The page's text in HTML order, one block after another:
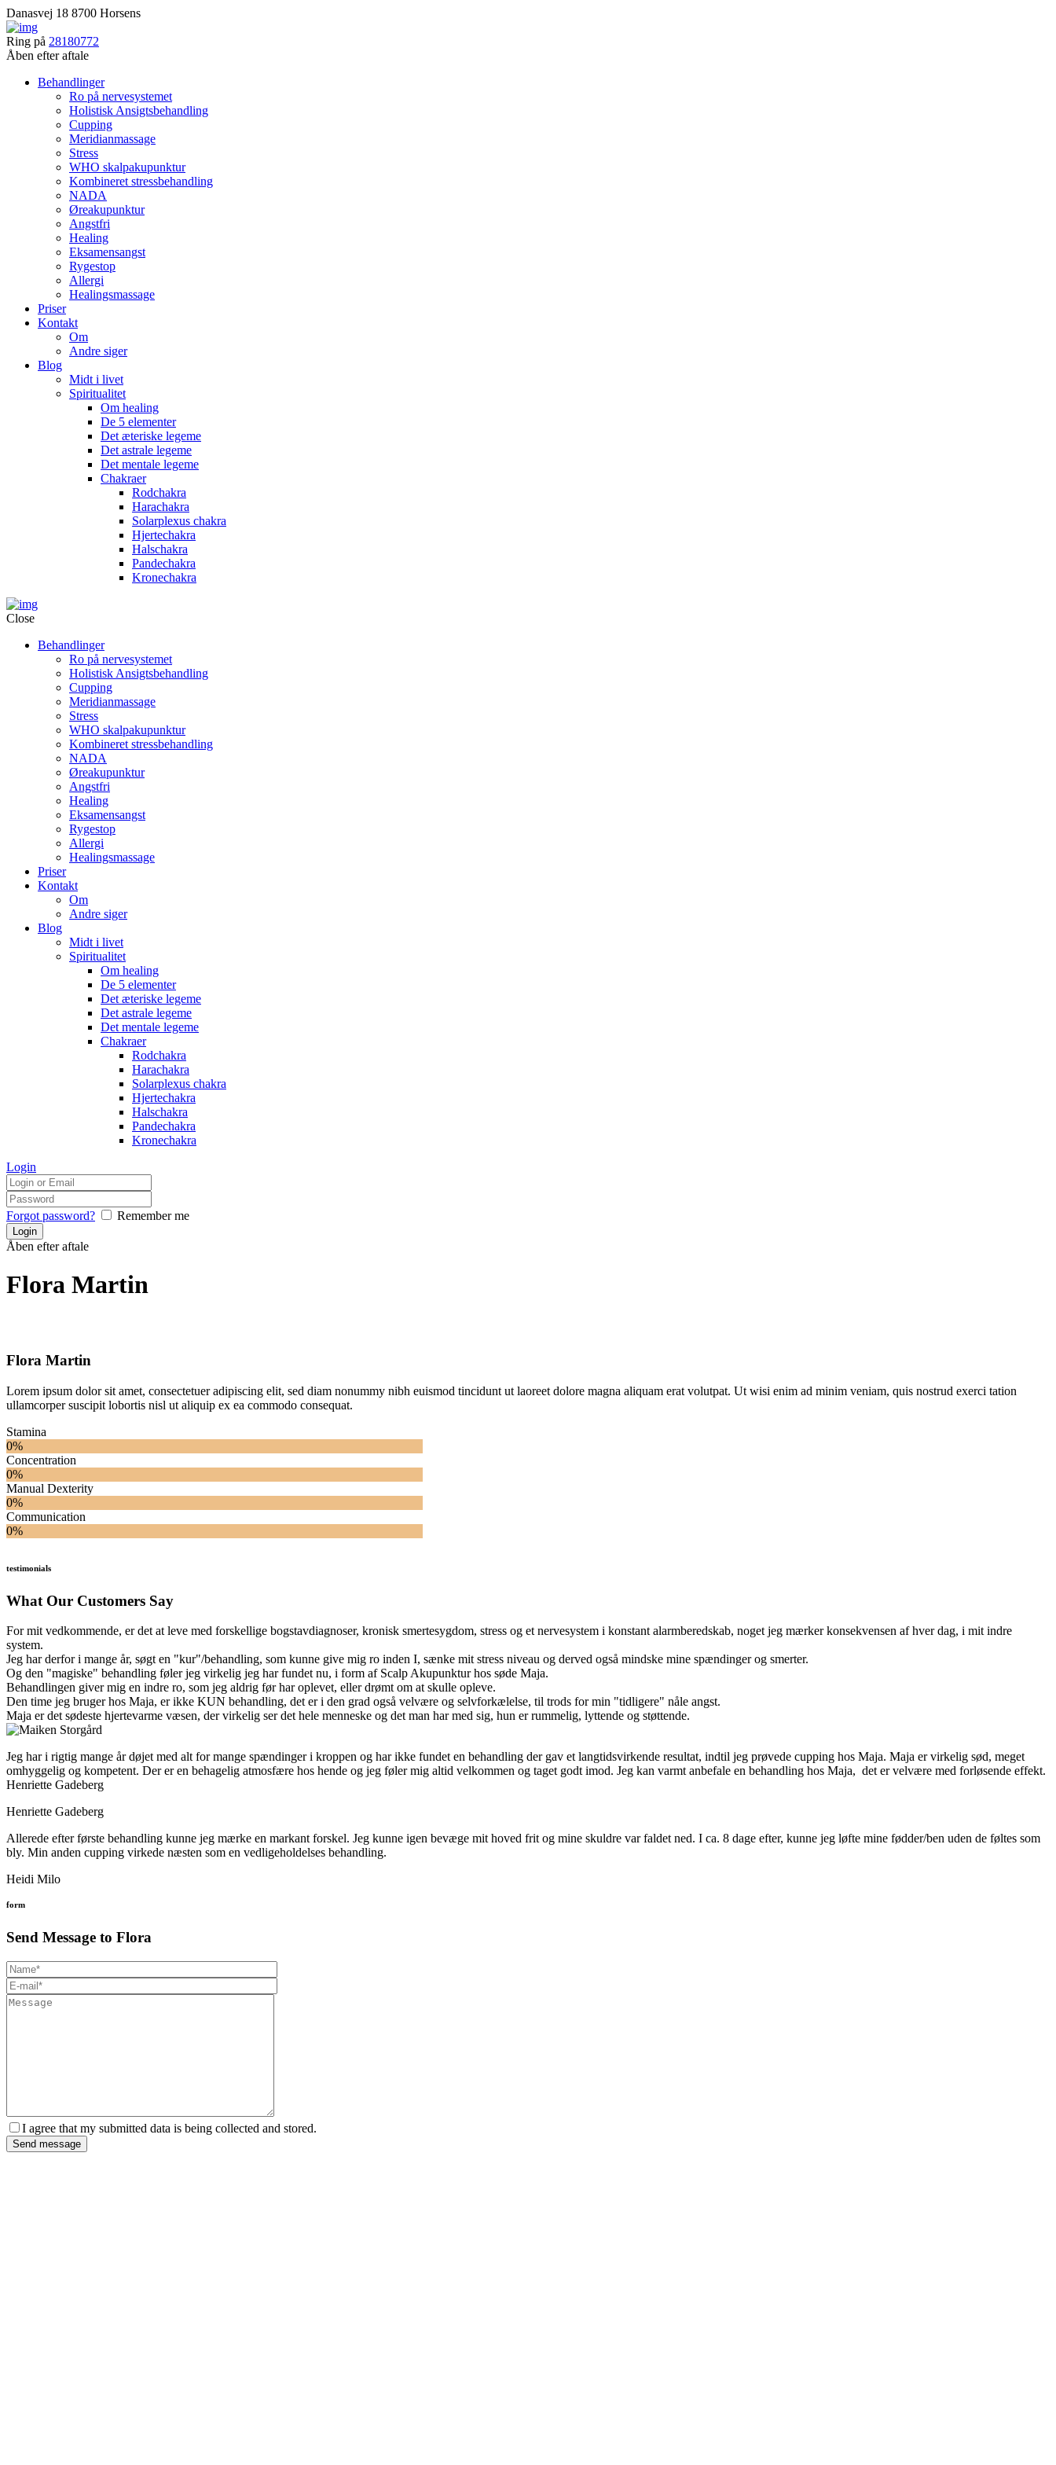
Danasvej 18 8700 Horsens
Ring på 28180772
Åben efter aftale
Behandlinger
Ro på nervesystemet
Holistisk Ansigtsbehandling
Cupping
Meridianmassage
Stress
WHO skalpakupunktur
Kombineret stressbehandling
NADA
Øreakupunktur
Angstfri
Healing
Eksamensangst
Rygestop
Allergi
Healingsmassage
Priser
Kontakt
Om
Andre siger
Blog
Midt i livet
Spiritualitet
Om healing
De 5 elementer
Det æteriske legeme
Det astrale legeme
Det mentale legeme
Chakraer
Rodchakra
Harachakra
Solarplexus chakra
Hjertechakra
Halschakra
Pandechakra
Kronechakra
Close
Behandlinger
Ro på nervesystemet
Holistisk Ansigtsbehandling
Cupping
Meridianmassage
Stress
WHO skalpakupunktur
Kombineret stressbehandling
NADA
Øreakupunktur
Angstfri
Healing
Eksamensangst
Rygestop
Allergi
Healingsmassage
Priser
Kontakt
Om
Andre siger
Blog
Midt i livet
Spiritualitet
Om healing
De 5 elementer
Det æteriske legeme
Det astrale legeme
Det mentale legeme
Chakraer
Rodchakra
Harachakra
Solarplexus chakra
Hjertechakra
Halschakra
Pandechakra
Kronechakra
Login
Forgot password? Remember me
Åben efter aftale
Flora Martin
Flora Martin
Lorem ipsum dolor sit amet, consectetuer adipiscing elit, sed diam nonummy nibh euismod tincidunt ut laoreet dolore magna aliquam erat volutpat. Ut wisi enim ad minim veniam, quis nostrud exerci tation
ullamcorper suscipit lobortis nisl ut aliquip ex ea commodo consequat.
Stamina
0%
Concentration
0%
Manual Dexterity
0%
Communication
0%
testimonials
What Our Customers Say
For mit vedkommende, er det at leve med forskellige bogstavdiagnoser, kronisk smertesygdom, stress og et nervesystem i konstant alarmberedskab, noget jeg mærker konsekvensen af hver dag, i mit indre
system.
Jeg har derfor i mange år, søgt en "kur"/behandling, som kunne give mig ro inden I, sænke mit stress niveau og derved også mindske mine spændinger og smerter.
Og den "magiske" behandling føler jeg virkelig jeg har fundet nu, i form af Scalp Akupunktur hos søde Maja.
Behandlingen giver mig en indre ro, som jeg aldrig før har oplevet, eller drømt om at skulle opleve.
Den time jeg bruger hos Maja, er ikke KUN behandling, det er i den grad også velvære og selvforkælelse, til trods for min "tidligere" nåle angst.
Maja er det sødeste hjertevarme væsen, der virkelig ser det hele menneske og det man har med sig, hun er rummelig, lyttende og støttende.
Jeg har i rigtig mange år døjet med alt for mange spændinger i kroppen og har ikke fundet en behandling der gav et langtidsvirkende resultat, indtil jeg prøvede cupping hos Maja. Maja er virkelig sød, meget
omhyggelig og kompetent. Der er en behagelig atmosfære hos hende og jeg føler mig altid velkommen og taget godt imod. Jeg kan varmt anbefale en behandling hos Maja, det er velvære med forløsende effekt.
Henriette Gadeberg
Henriette Gadeberg
Allerede efter første behandling kunne jeg mærke en markant forskel. Jeg kunne igen bevæge mit hoved frit og mine skuldre var faldet ned. I ca. 8 dage efter, kunne jeg løfte mine fødder/ben uden de føltes som
bly. Min anden cupping virkede næsten som en vedligeholdelses behandling.
Heidi Milo
form
Send Message to Flora
I agree that my submitted data is being collected and stored.